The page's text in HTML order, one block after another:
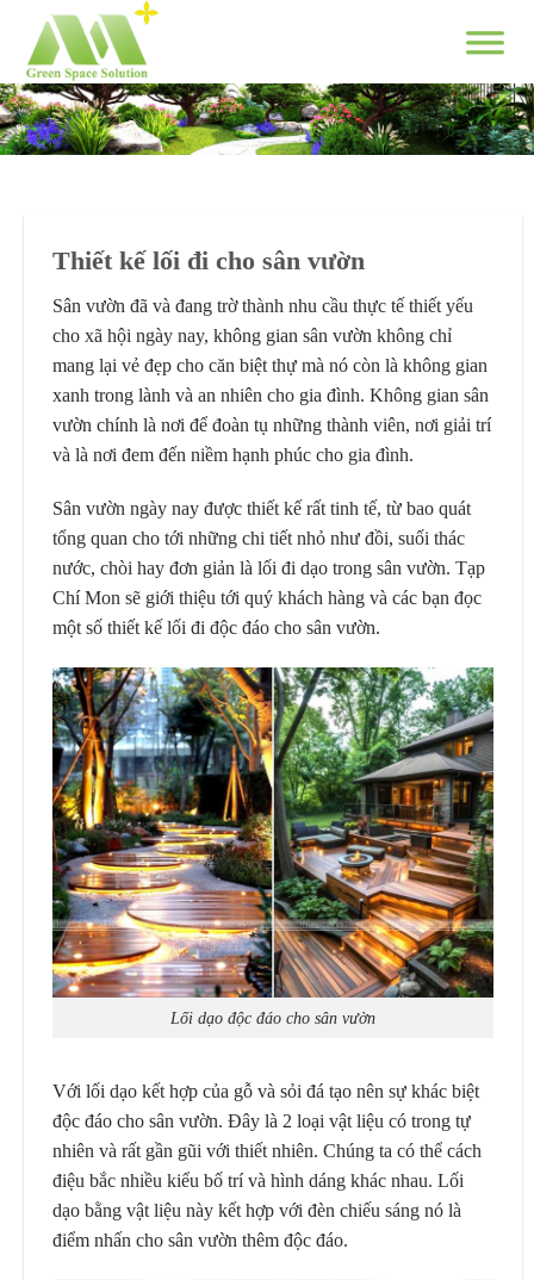
content
Thiết kế lối đi cho sân vườn
Sân vườn đã và đang trờ thành nhu cầu thực tế thiết yếu
cho xã hội ngày nay, không gian sân vườn không chỉ
mang lại vẻ đẹp cho căn biệt thự mà nó còn là không gian
xanh trong lành và an nhiên cho gia đình. Không gian sân
vườn chính là nơi để đoàn tụ những thành viên, nơi giải trí
và là nơi đem đến niềm hạnh phúc cho gia đình.
Sân vườn ngày nay được thiết kế rất tinh tế, từ bao quát
tổng quan cho tới những chi tiết nhỏ như đồi, suối thác
nước, chòi hay đơn giản là lối đi dạo trong sân vườn. Tạp
Chí Mon sẽ giới thiệu tới quý khách hàng và các bạn đọc
một số thiết kế lối đi độc đáo cho sân vườn.
Lối dạo độc đáo cho sân vườn
Với lối dạo kết hợp của gỗ và sỏi đá tạo nên sự khác biệt
độc đáo cho sân vườn. Đây là 2 loại vật liệu có trong tự
nhiên và rất gần gũi với thiết nhiên. Chúng ta có thể cách
điệu bắc nhiều kiểu bố trí và hình dáng khác nhau. Lối
dạo bằng vật liệu này kết hợp với đèn chiếu sáng nó là
điểm nhấn cho sân vườn thêm độc đáo.